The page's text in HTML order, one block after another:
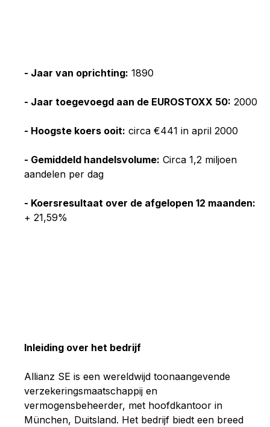
- Jaar van oprichting: 1890
- Jaar toegevoegd aan de EUROSTOXX 50: 2000
- Hoogste koers ooit: circa €441 in april 2000
- Gemiddeld handelsvolume: Circa 1,2 miljoen
aandelen per dag
- Koersresultaat over de afgelopen 12 maanden:
+ 21,59%
Inleiding over het bedrijf
Allianz SE is een wereldwijd toonaangevende
verzekeringsmaatschappij en
vermogensbeheerder, met hoofdkantoor in
München, Duitsland. Het bedrijf biedt een breed